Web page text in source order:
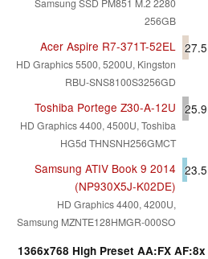
256GB
Acer Aspire R7-371T-52EL
HD Graphics 5500, 5200U, Kingston
RBU-SNS8100S3256GD
27.5
Toshiba Portege Z30-A-12U
HD Graphics 4400, 4500U, Toshiba
HG5d THNSNH256GMCT
25.9
Samsung ATIV Book 9 2014
(NP930X5J-K02DE)
HD Graphics 4400, 4200U,
Samsung MZNTE128HMGR-000SO
23.5
1366x768 High Preset AA:FX AF:8x